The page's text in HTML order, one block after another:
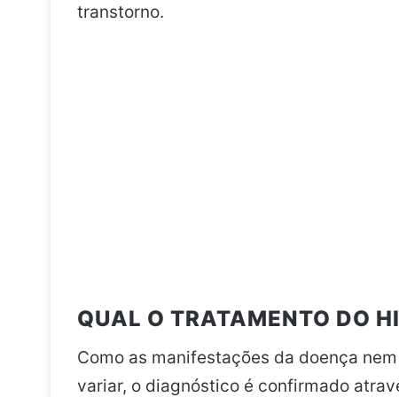
transtorno.
QUAL O TRATAMENTO DO
Como as manifestações da doença
variar, o diagnóstico é confirmado